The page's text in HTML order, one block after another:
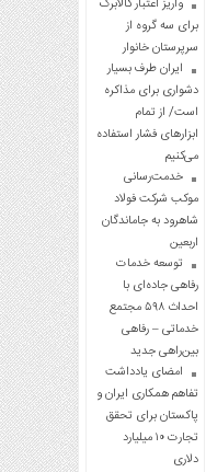
واریز اعتبار کالابرگ
برای سه گروه از
سرپرستان خانوار
ایران طرف بسیار
دشواری برای مذاکره
است/ از تمام
ابزارهای فشار استفاده
می‌کنیم
خدمت‌رسانی
موکب شرکت فولاد
شاهرود به جاماندگان
اربعین
توسعه خدمات
رفاهی جاده‌ای با
احداث ۵۹۸ مجتمع
خدماتی – رفاهی
بین‌راهی جدید
امضای یادداشت
تفاهم همکاری ایران و
پاکستان برای تحقق
تجارت ۱۰ میلیارد
دلاری